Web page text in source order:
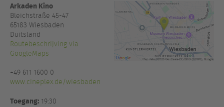
Arkaden Kino
Bleichstraße 45-47
65183 Wiesbaden
Duitsland
Routebeschrijving via
GoogleMaps
+49 611 1600 0
www.cineplex.de/wiesbaden
Toegang: 19:30